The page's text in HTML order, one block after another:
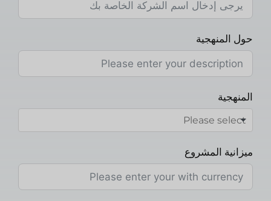
حول المنهجية
المنهجية
ميزانية المشروع